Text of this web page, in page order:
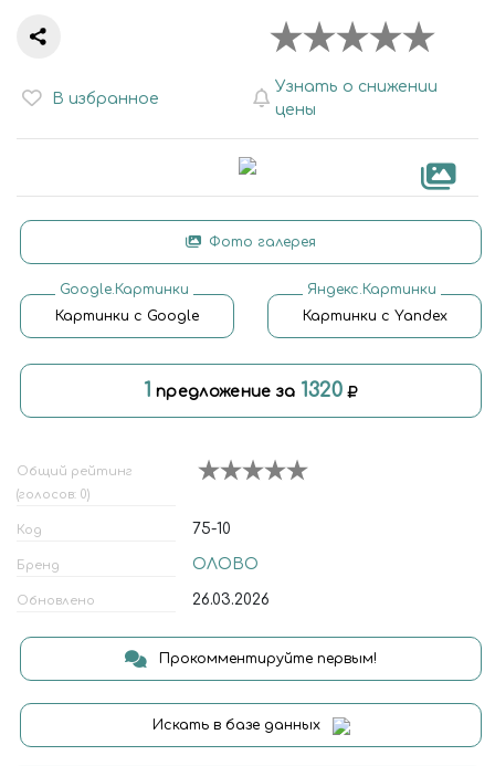
В избранное
Узнать о снижении
цены
Фото галерея
Google.Картинки
Картинки с Google
Яндекс.Картинки
Картинки с Yandex
1 предложение за 1320
Общий рейтинг
(голосов: 0)
Код 75-10
Бренд ОЛОВО
Обновлено 26.03.2026
Прокомментируйте первым!
Искать в базе данных